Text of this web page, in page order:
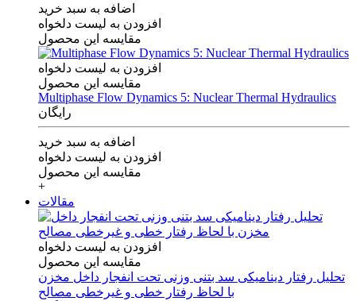
اضافه به سبد خرید
افزودن به لیست دلخواه
مقایسه این محصول
افزودن به لیست دلخواه
مقایسه این محصول
Multiphase Flow Dynamics 5: Nuclear Thermal Hydraulics
رایگان
اضافه به سبد خرید
افزودن به لیست دلخواه
مقایسه این محصول
+
مقالات
افزودن به لیست دلخواه
مقایسه این محصول
تحلیل رفتار دینامیکی سد بتنی وزنی تحت انفجار داخل مخزن
با لحاظ رفتار خطی و غیرخطی مصالح